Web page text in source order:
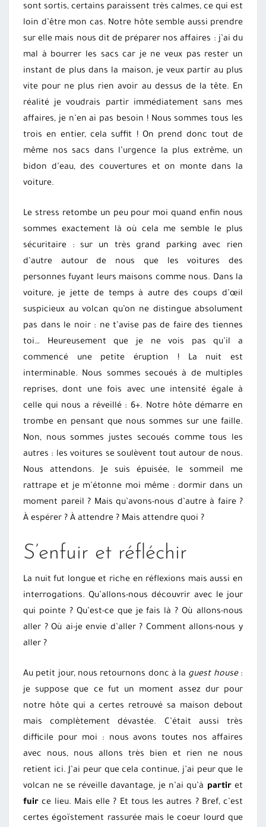
sont sortis, certains paraissent très calmes, ce qui est
loin d’être mon cas. Notre hôte semble aussi prendre
sur elle mais nous dit de préparer nos affaires : j’ai du
mal à bourrer les sacs car je ne veux pas rester un
instant de plus dans la maison, je veux partir au plus
vite pour ne plus rien avoir au dessus de la tête. En
réalité je voudrais partir immédiatement sans mes
affaires, je n’en ai pas besoin ! Nous sommes tous les
trois en entier, cela suffit ! On prend donc tout de
même nos sacs dans l’urgence la plus extrême, un
bidon d’eau, des couvertures et on monte dans la
voiture.
Le stress retombe un peu pour moi quand enfin nous
sommes exactement là où cela me semble le plus
sécuritaire : sur un très grand parking avec rien
d’autre autour de nous que les voitures des
personnes fuyant leurs maisons comme nous. Dans la
voiture, je jette de temps à autre des coups d’œil
suspicieux au volcan qu’on ne distingue absolument
pas dans le noir : ne t’avise pas de faire des tiennes
toi… Heureusement que je ne vois pas qu’il a
commencé une petite éruption ! La nuit est
interminable. Nous sommes secoués à de multiples
reprises, dont une fois avec une intensité égale à
celle qui nous a réveillé : 6+. Notre hôte démarre en
trombe en pensant que nous sommes sur une faille.
Non, nous sommes justes secoués comme tous les
autres : les voitures se soulèvent tout autour de nous.
Nous attendons. Je suis épuisée, le sommeil me
rattrape et je m’étonne moi même : dormir dans un
moment pareil ? Mais qu’avons-nous d’autre à faire ?
À espérer ? À attendre ? Mais attendre quoi ?
S’enfuir et réfléchir
La nuit fut longue et riche en réflexions mais aussi en
interrogations. Qu’allons-nous découvrir avec le jour
qui pointe ? Qu’est-ce que je fais là ? Où allons-nous
aller ? Où ai-je envie d’aller ? Comment allons-nous y
aller ?
Au petit jour, nous retournons donc à la guest house:
je suppose que ce fut un moment assez dur pour
notre hôte qui a certes retrouvé sa maison debout
mais complètement dévastée. C’était aussi très
difficile pour moi : nous avons toutes nos affaires
avec nous, nous allons très bien et rien ne nous
retient ici. J’ai peur que cela continue, j’ai peur que le
volcan ne se réveille davantage, je n’ai qu’à partiret
fuir ce lieu. Mais elle ? Et tous les autres ? Bref, c’est
certes égoïstement rassurée mais le coeur lourd que